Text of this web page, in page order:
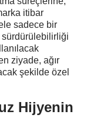
itibar
sadece bir
ziyade, ağır
şekilde özel
Hijyenin